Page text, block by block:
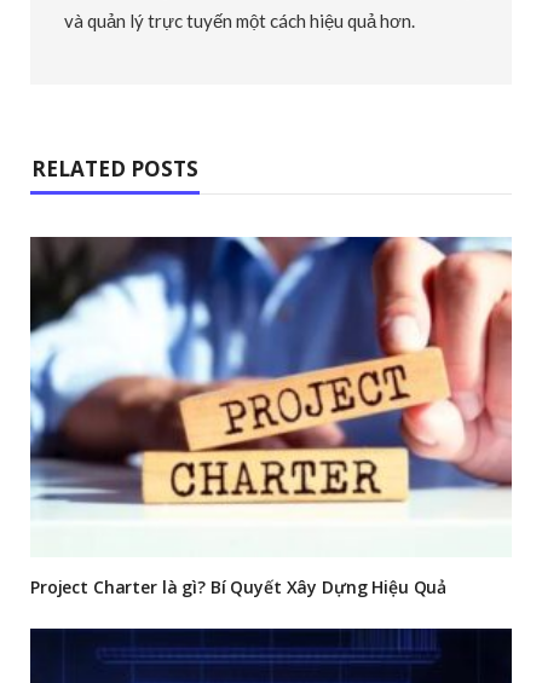
và quản lý trực tuyến một cách hiệu quả hơn.
RELATED POSTS
Project Charter là gì? Bí Quyết Xây Dựng Hiệu Quả